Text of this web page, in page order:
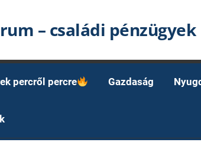
– családi pénzügyek
percről percre Gazdaság